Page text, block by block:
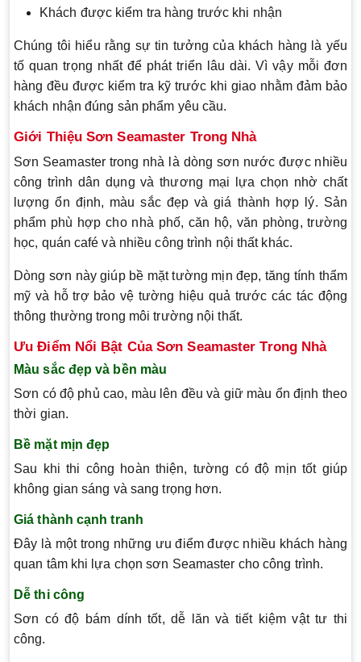
Khách được kiểm tra hàng trước khi nhận
Chúng tôi hiểu rằng sự tin tưởng của khách hàng là yếu
tố quan trọng nhất để phát triển lâu dài. Vì vậy mỗi đơn
hàng đều được kiểm tra kỹ trước khi giao nhằm đảm bảo
khách nhận đúng sản phẩm yêu cầu.
Giới Thiệu Sơn Seamaster Trong Nhà
Sơn Seamaster trong nhà là dòng sơn nước được nhiều
công trình dân dụng và thương mại lựa chọn nhờ chất
lượng ổn định, màu sắc đẹp và giá thành hợp lý. Sản
phẩm phù hợp cho nhà phố, căn hộ, văn phòng, trường
học, quán café và nhiều công trình nội thất khác.
Dòng sơn này giúp bề mặt tường mịn đẹp, tăng tính thẩm
mỹ và hỗ trợ bảo vệ tường hiệu quả trước các tác động
thông thường trong môi trường nội thất.
Ưu Điểm Nổi Bật Của Sơn Seamaster Trong Nhà
Màu sắc đẹp và bền màu
Sơn có độ phủ cao, màu lên đều và giữ màu ổn định theo
thời gian.
Bề mặt mịn đẹp
Sau khi thi công hoàn thiện, tường có độ mịn tốt giúp
không gian sáng và sang trọng hơn.
Giá thành cạnh tranh
Đây là một trong những ưu điểm được nhiều khách hàng
quan tâm khi lựa chọn sơn Seamaster cho công trình.
Dễ thi công
Sơn có độ bám dính tốt, dễ lăn và tiết kiệm vật tư thi
công.